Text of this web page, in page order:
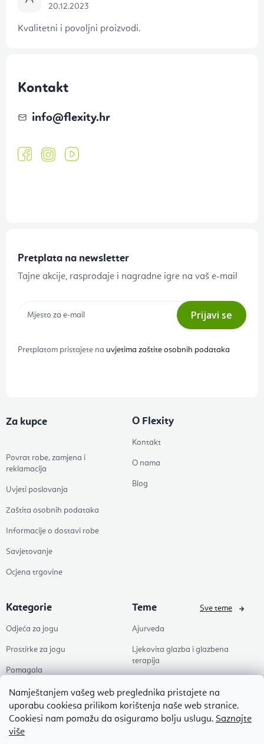
Namještanjem vašeg web preglednika pristajete na
uporabu cookiesa prilikom korištenja naše web stranice.
Cookiesi nam pomažu da osiguramo bolju uslugu. Saznajte
više
20.12.2023
Kvalitetni i povoljni proizvodi.
Kontakt
info@flexity.hr
Pretplata na newsletter
Tajne akcije, rasprodaje i nagradne igre na vaš e-mail
Prijavi se
Pretplatom pristajete na uvjetima zaštite osobnih podataka
Za kupce
Povrat robe, zamjena i
reklamacija
Uvjeti poslovanja
Zaštita osobnih podataka
Informacije o dostavi robe
Savjetovanje
Ocjena trgovine
O Flexity
Kontakt
O nama
Blog
Kategorie
Odjeća za jogu
Prostirke za jogu
Pomagala
Zdravlje
Dodaci
Popusti
Teme
Ajurveda
Ljekovita glazba i glazbena
terapija
Pilates
Zen
Sve teme